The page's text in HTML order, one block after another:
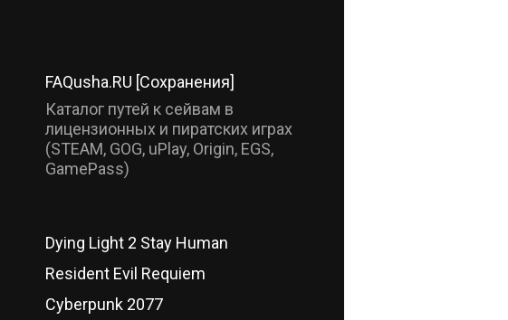
FAQusha.RU [Сохранения]
Каталог путей к сейвам в
лицензионных и пиратских играх
(STEAM, GOG, uPlay, Origin, EGS,
GamePass)
Dying Light 2 Stay Human
Resident Evil Requiem
Cyberpunk 2077